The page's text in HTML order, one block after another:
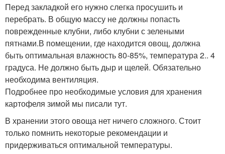
Перед закладкой его нужно слегка просушить и
перебрать. В общую массу не должны попасть
поврежденные клубни, либо клубни с зелеными
пятнами.В помещении, где находится овощ, должна
быть оптимальная влажность 80-85%, температура 2.. 4
градуса. Не должно быть дыр и щелей. Обязательно
необходима вентиляция.
Подробнее про необходимые условия для хранения
картофеля зимой мы писали тут.
В хранении этого овоща нет ничего сложного. Стоит
только помнить некоторые рекомендации и
придерживаться оптимальной температуры.